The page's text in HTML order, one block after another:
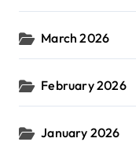
March 2026
February 2026
January 2026